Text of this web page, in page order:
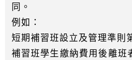
同。
例如：
短期補習班設立及管理準則
補習班學生繳納費用後離班